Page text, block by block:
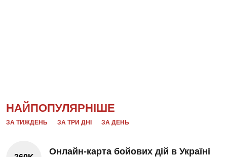
НАЙПОПУЛЯРНІШЕ
ЗА ТИЖДЕНЬ ЗА ТРИ ДНІ ЗА ДЕНЬ
Онлайн-карта бойових дій в Україні